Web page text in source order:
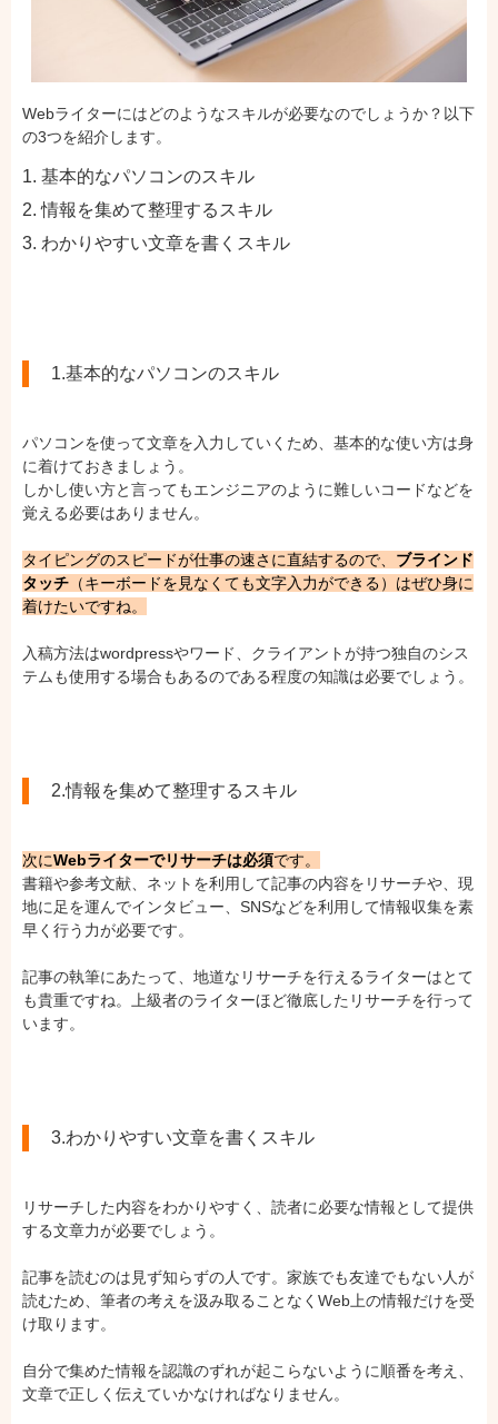
Webライターにはどのようなスキルが必要なのでしょうか？以下
の3つを紹介します。
基本的なパソコンのスキル
情報を集めて整理するスキル
わかりやすい文章を書くスキル
1.基本的なパソコンのスキル
パソコンを使って文章を入力していくため、基本的な使い方は身
に着けておきましょう。
しかし使い方と言ってもエンジニアのように難しいコードなどを
覚える必要はありません。
タイピングのスピードが仕事の速さに直結するので、 ブラインド
タッチ （キーボードを見なくても文字入力ができる）はぜひ身に
着けたいですね。
入稿方法はwordpressやワード、クライアントが持つ独自のシス
テムも使用する場合もあるのである程度の知識は必要でしょう。
2.情報を集めて整理するスキル
次にWebライターでリサーチは必須です。
書籍や参考文献、ネットを利用して記事の内容をリサーチや、現
地に足を運んでインタビュー、SNSなどを利用して情報収集を素
早く行う力が必要です。
記事の執筆にあたって、地道なリサーチを行えるライターはとて
も貴重ですね。上級者のライターほど徹底したリサーチを行って
います。
3.わかりやすい文章を書くスキル
リサーチした内容をわかりやすく、読者に必要な情報として提供
する文章力が必要でしょう。
記事を読むのは見ず知らずの人です。家族でも友達でもない人が
読むため、筆者の考えを汲み取ることなくWeb上の情報だけを受
け取ります。
自分で集めた情報を認識のずれが起こらないように順番を考え、
文章で正しく伝えていかなければなりません。